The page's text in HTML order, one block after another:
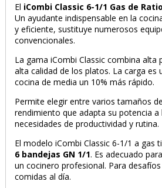
El iCombi Classic 6-1/1 Gas de
Un ayudante indispensable en la
y eficiente, sustituye numerosos
convencionales.
La gama iCombi Classic combina alta
alta calidad de los platos. La carga es
cocina de media un 10% más rápido.
Permite elegir entre varios tamaños
rendimiento que adapta su potencia a
necesidades de productividad y rutina.
El modelo iCombi Classic 6-1/1 a gas
6 bandejas GN 1/1. Es adecuado
un cocinero profesional. Para
comidas al día.